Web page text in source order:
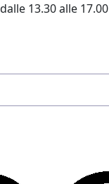
13.30 alle 17.00